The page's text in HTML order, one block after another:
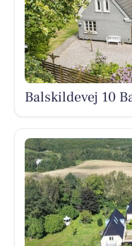
Balskildevej 10